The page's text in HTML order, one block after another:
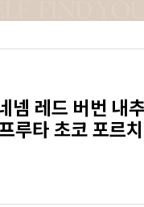
넴 레드 버번 내
루타 초코 포르